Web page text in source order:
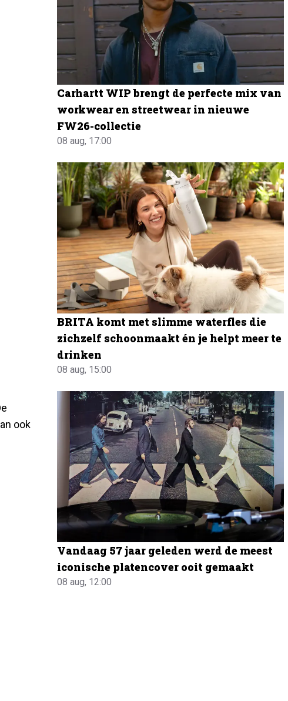
ook
Carhartt WIP brengt de perfecte mix van
workwear en streetwear in nieuwe
FW26-collectie
08 aug, 17:00
BRITA komt met slimme waterfles die
zichzelf schoonmaakt én je helpt meer te
drinken
08 aug, 15:00
Vandaag 57 jaar geleden werd de meest
iconische platencover ooit gemaakt
08 aug, 12:00